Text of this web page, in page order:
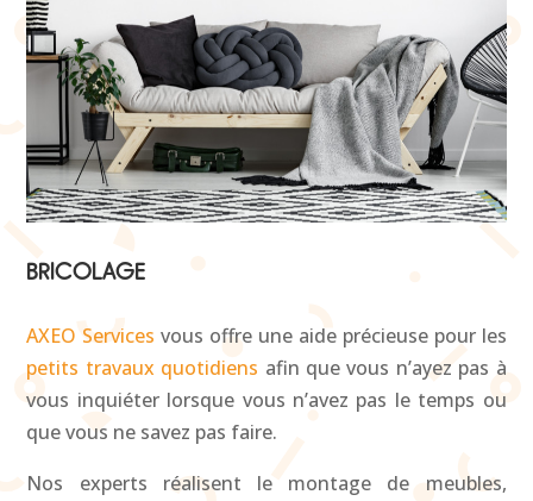
BRICOLAGE
AXEO Services vous offre une aide précieuse pour les
petits travaux quotidiens afin que vous n’ayez pas à
vous inquiéter lorsque vous n’avez pas le temps ou
que vous ne savez pas faire.
Nos experts réalisent le montage de meubles,